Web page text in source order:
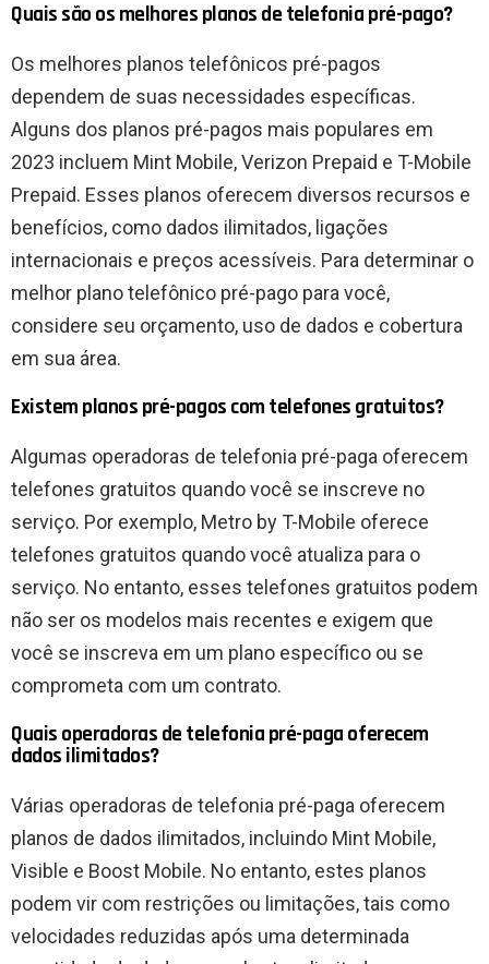
Quais são os melhores planos de telefonia pré-pago?
Os melhores planos telefônicos pré-pagos
dependem de suas necessidades específicas.
Alguns dos planos pré-pagos mais populares em
2023 incluem Mint Mobile, Verizon Prepaid e T-Mobile
Prepaid. Esses planos oferecem diversos recursos e
benefícios, como dados ilimitados, ligações
internacionais e preços acessíveis. Para determinar o
melhor plano telefônico pré-pago para você,
considere seu orçamento, uso de dados e cobertura
em sua área.
Existem planos pré-pagos com telefones gratuitos?
Algumas operadoras de telefonia pré-paga oferecem
telefones gratuitos quando você se inscreve no
serviço. Por exemplo, Metro by T-Mobile oferece
telefones gratuitos quando você atualiza para o
serviço. No entanto, esses telefones gratuitos podem
não ser os modelos mais recentes e exigem que
você se inscreva em um plano específico ou se
comprometa com um contrato.
Quais operadoras de telefonia pré-paga oferecem
dados ilimitados?
Várias operadoras de telefonia pré-paga oferecem
planos de dados ilimitados, incluindo Mint Mobile,
Visible e Boost Mobile. No entanto, estes planos
podem vir com restrições ou limitações, tais como
velocidades reduzidas após uma determinada